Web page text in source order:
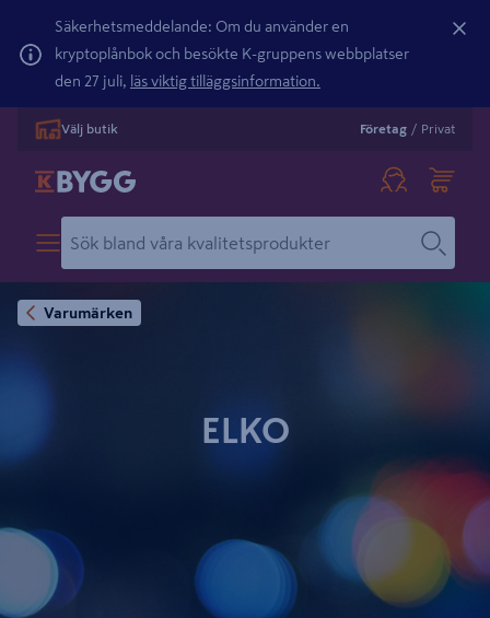
Säkerhetsmeddelande: Om du använder en
kryptoplånbok och besökte K-gruppens webbplatser
den 27 juli, läs viktig tilläggsinformation.
Välj butik Företag / Privat
Varumärken
ELKO